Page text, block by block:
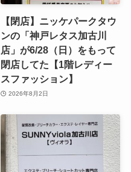
【閉店】ニッケパークタウ
ンの「神戸レタス加古川
店」が6/28（日）をもって
閉店してた【1階レディー
スファッション】
2026年8月2日